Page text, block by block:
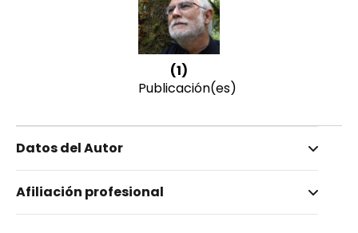
(1)
Publicación(es)
Datos del Autor
Elizalde Hevia, Antonio
Afiliación profesional